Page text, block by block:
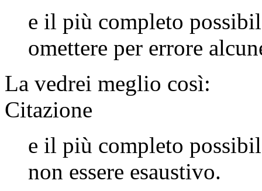
e il più completo
omettere per errore
La vedrei meglio così:
Citazione
e il più completo
non essere esaustivo.